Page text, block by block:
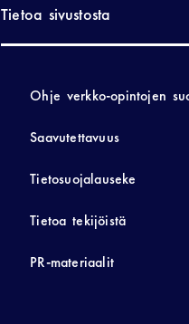
Tietoa sivustosta
Ohje verkko-opintojen
Saavutettavuus
Tietosuojalauseke
Tietoa tekijöistä
PR-materiaalit